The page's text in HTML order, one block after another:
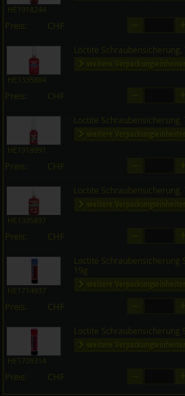
HE1918244
Preis: CHF
HE1335884
Loctite
weitere Verpackungseinheiten
Preis: CHF
HE1918991
Loctite
weitere Verpackungseinheiten
Preis: CHF
HE1335897
Loctite
weitere Verpackungseinheiten
Preis: CHF
HE1714937
Loctite Schraubensicherung
19g
weitere Verpackungseinheiten
Preis: CHF
HE1709314
Loctite Schraubensicherung
weitere Verpackungseinheiten
Preis: CHF